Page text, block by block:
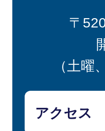
〒
（土曜
アクセス